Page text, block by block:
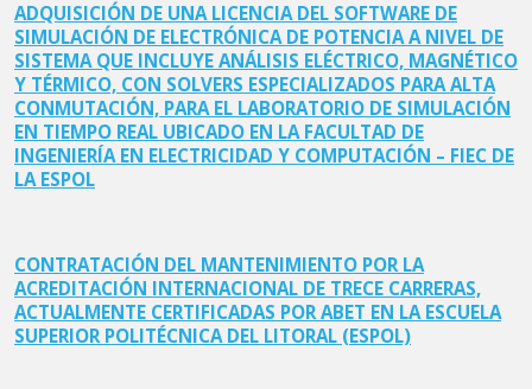
ADQUISICIÓN DE UNA LICENCIA DEL SOFTWARE DE
SIMULACIÓN DE ELECTRÓNICA DE POTENCIA A NIVEL DE
SISTEMA QUE INCLUYE ANÁLISIS ELÉCTRICO, MAGNÉTICO
Y TÉRMICO, CON SOLVERS ESPECIALIZADOS PARA ALTA
CONMUTACIÓN, PARA EL LABORATORIO DE SIMULACIÓN
EN TIEMPO REAL UBICADO EN LA FACULTAD DE
INGENIERÍA EN ELECTRICIDAD Y COMPUTACIÓN – FIEC DE
LA ESPOL
CONTRATACIÓN DEL MANTENIMIENTO POR LA
ACREDITACIÓN INTERNACIONAL DE TRECE CARRERAS,
ACTUALMENTE CERTIFICADAS POR ABET EN LA ESCUELA
SUPERIOR POLITÉCNICA DEL LITORAL (ESPOL)